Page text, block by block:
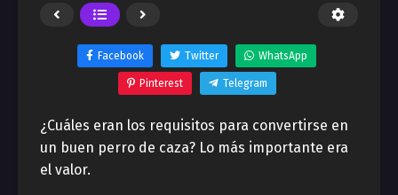
Facebook Twitter WhatsApp
Pinterest Telegram
¿Cuáles eran los requisitos para convertirse en
un buen perro de caza? Lo más importante era
el valor.